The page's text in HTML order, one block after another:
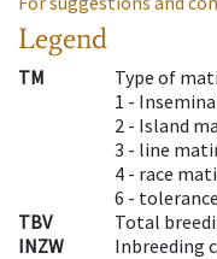
Legend
TM
Type of
1 -
2 - Island
3 - line
4 - race
6 -
TBV
Total
INZW
Inbreeding